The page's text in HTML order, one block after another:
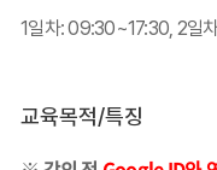
1일차: 09:30~17:30, 2일
교육목적/특징